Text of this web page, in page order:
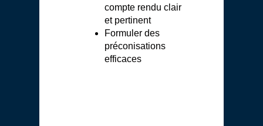
compte rendu clair
et pertinent
Formuler des
préconisations
efficaces